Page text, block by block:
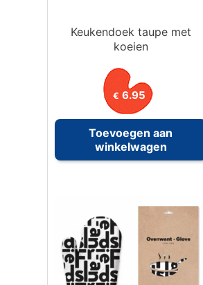
Keukendoek taupe met
koeien
€ 6.95
Toevoegen aan
winkelwagen